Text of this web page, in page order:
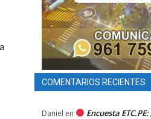
COMENTARIOS RECIENTES
Daniel en
Encuesta